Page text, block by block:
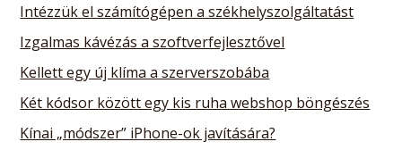
Intézzük el számítógépen a székhelyszolgáltatást
Izgalmas kávézás a szoftverfejlesztővel
Kellett egy új klíma a szerverszobába
Két kódsor között egy kis ruha webshop böngészés
Kínai „módszer” iPhone-ok javítására?